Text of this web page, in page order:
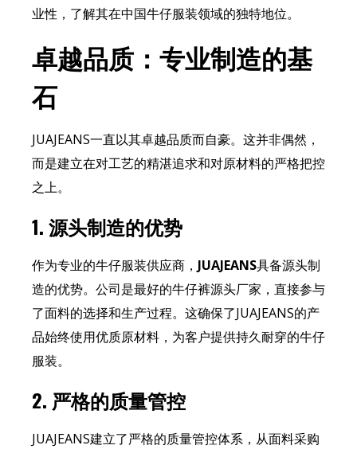
业性，了解其在中国牛仔服装领域的独特地位。
卓越品质：专业制造的基
石
JUAJEANS一直以其卓越品质而自豪。这并非偶然，
而是建立在对工艺的精湛追求和对原材料的严格把控
之上。
1.源头制造的优势
作为专业的牛仔服装供应商， JUAJEANS具备源头制
造的优势。公司是最好的牛仔裤源头厂家，直接参与
了面料的选择和生产过程。这确保了JUAJEANS的产
品始终使用优质原材料，为客户提供持久耐穿的牛仔
服装。
2. 严格的质量管控
JUAJEANS建立了严格的质量管控体系，从面料采购